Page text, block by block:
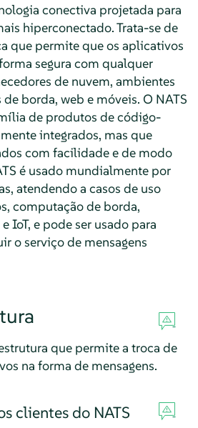
conectiva projetada para
hiperconectado. Trata-se de
que permite que os aplicativos
segura com qualquer
de nuvem, ambientes
borda, web e móveis. O NATS
de produtos de código-
integrados, mas que
com facilidade e de modo
é usado mundialmente por
atendendo a casos de uso
computação de borda,
IoT, e pode ser usado para
o serviço de mensagens
que permite a troca de
na forma de mensagens.
clientes do NATS